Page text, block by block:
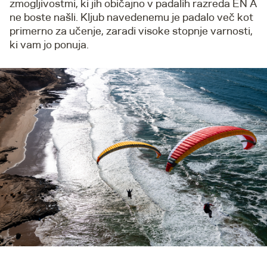
zmogljivostmi, ki jih običajno v padalih razreda EN A
ne boste našli. Kljub navedenemu je padalo več kot
primerno za učenje, zaradi visoke stopnje varnosti,
ki vam jo ponuja.